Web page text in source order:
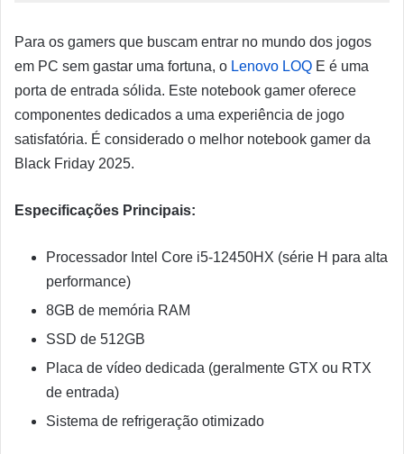
Para os gamers que buscam entrar no mundo dos jogos
em PC sem gastar uma fortuna, o Lenovo LOQ E é uma
porta de entrada sólida. Este notebook gamer oferece
componentes dedicados a uma experiência de jogo
satisfatória. É considerado o melhor notebook gamer da
Black Friday 2025.
Especificações Principais:
Processador Intel Core i5-12450HX (série H para alta
performance)
8GB de memória RAM
SSD de 512GB
Placa de vídeo dedicada (geralmente GTX ou RTX
de entrada)
Sistema de refrigeração otimizado